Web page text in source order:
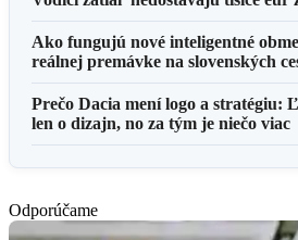
Ako fungujú nové inteligentné
reálnej premávke na slovenských
Prečo Dacia mení logo a stratégiu:
len o dizajn, no za tým je niečo viac
Odporúčame